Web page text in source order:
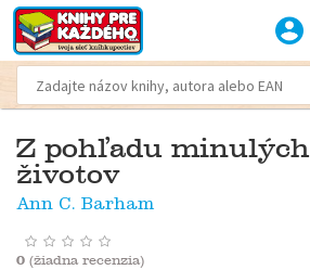
Z pohľadu minulých
životov
Ann C. Barham
0 (žiadna recenzia)